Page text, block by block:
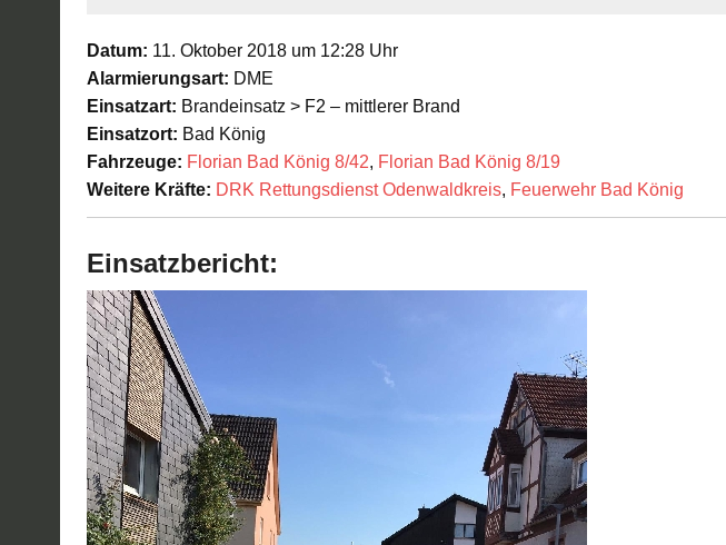
Datum: 11. Oktober 2018 um 12:28 Uhr
Alarmierungsart: DME
Einsatzart: Brandeinsatz > F2 – mittlerer Brand
Einsatzort: Bad König
Fahrzeuge: Florian Bad König 8/42, Florian Bad König 8/19
Weitere Kräfte: DRK Rettungsdienst Odenwaldkreis, Feuerwehr Bad König
Einsatzbericht: